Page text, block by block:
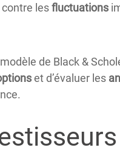
lesfluctuations
de Black &
et d’évaluer les